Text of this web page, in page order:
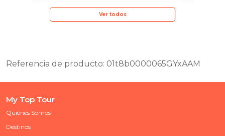
Ver todos
Referencia de producto: 01t8b0000065GYxAAM
My Top Tour
Quiénes Somos
Destinos